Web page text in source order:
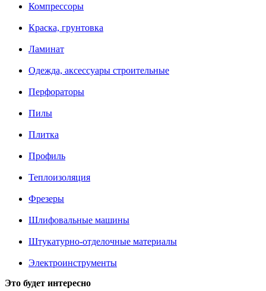
Компрессоры
Краска, грунтовка
Ламинат
Одежда, аксессуары строительные
Перфораторы
Пилы
Плитка
Профиль
Теплоизоляция
Фрезеры
Шлифовальные машины
Штукатурно-отделочные материалы
Электроинструменты
Это будет интересно